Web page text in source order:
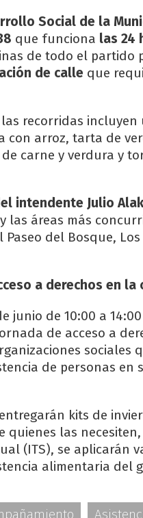
Social de la
que funciona las 24
de todo el partido
de calle que
recorridas
con arroz, tarta de
carne y verdura y
intendente Julio
y las áreas más
del Bosque,
a derechos en la
junio de 10:00 a
de acceso a
sociales
de personas en
kits de
quienes las
(ITS), se aplicarán
alimentaria del